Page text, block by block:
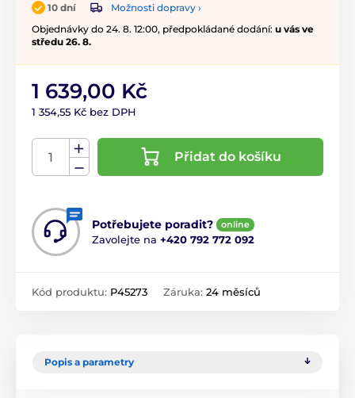
10 dní
Možnosti dopravy ›
Objednávky do 24. 8. 12:00, předpokládané dodání: u vás ve
středu 26. 8.
1 639,00 Kč
1 354,55 Kč bez DPH
Přidat do košíku
Potřebujete poradit? online
Zavolejte na +420 792 772 092
Kód produktu: P45273 Záruka: 24 měsíců
Popis a parametry